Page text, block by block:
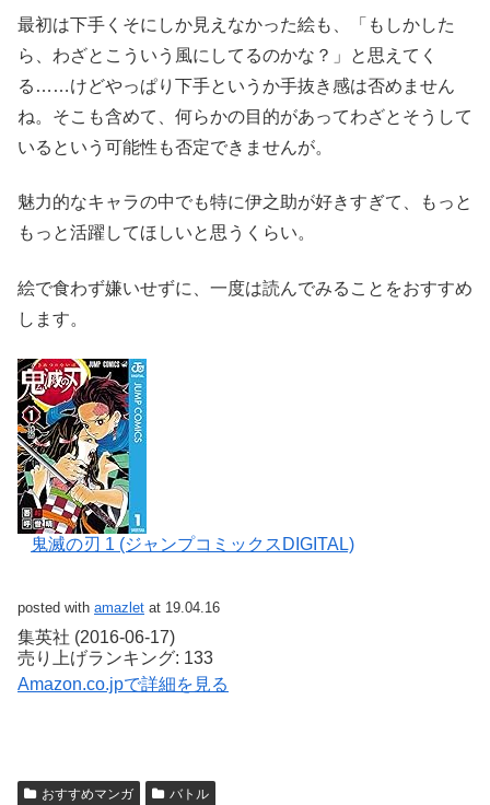
最初は下手くそにしか見えなかった絵も、「もしかした
ら、わざとこういう風にしてるのかな？」と思えてく
る……けどやっぱり下手というか手抜き感は否めません
ね。そこも含めて、何らかの目的があってわざとそうして
いるという可能性も否定できませんが。
魅力的なキャラの中でも特に伊之助が好きすぎて、もっと
もっと活躍してほしいと思うくらい。
絵で食わず嫌いせずに、一度は読んでみることをおすすめ
します。
鬼滅の刃 1 (ジャンプコミックスDIGITAL)
posted with amazlet at 19.04.16
集英社 (2016-06-17)
売り上げランキング: 133
Amazon.co.jpで詳細を見る
おすすめマンガ バトル